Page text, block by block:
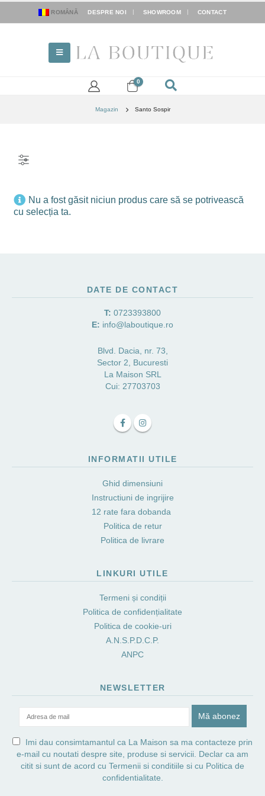
ROMÂNĂ DESPRE NOI SHOWROOM CONTACT
0
Magazin Santo Sospir
Nu a fost găsit niciun produs care să se potrivească
cu selecția ta.
DATE DE CONTACT
T: 0723393800
E: info@laboutique.ro
Blvd. Dacia, nr. 73,
Sector 2, Bucuresti
La Maison SRL
Cui: 27703703
INFORMATII UTILE
Ghid dimensiuni
Instructiuni de ingrijire
12 rate fara dobanda
Politica de retur
Politica de livrare
LINKURI UTILE
Termeni și condiții
Politica de confidențialitate
Politica de cookie-uri
A.N.S.P.D.C.P.
ANPC
NEWSLETTER
Imi dau consimtamantul ca La Maison sa ma contacteze prin
e-mail cu noutati despre site, produse si servicii. Declar ca am
citit si sunt de acord cu Termenii si conditiile si cu Politica de
confidentialitate.